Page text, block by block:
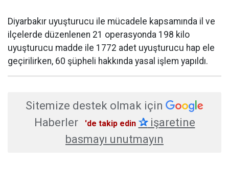
Diyarbakır uyuşturucu ile mücadele kapsamında il ve
ilçelerde düzenlenen 21 operasyonda 198 kilo
uyuşturucu madde ile 1772 adet uyuşturucu hap ele
geçirilirken, 60 şüpheli hakkında yasal işlem yapıldı.
Sitemize destek olmak için
Haberler
'de takip edin ✰işaretine
basmayı unutmayın